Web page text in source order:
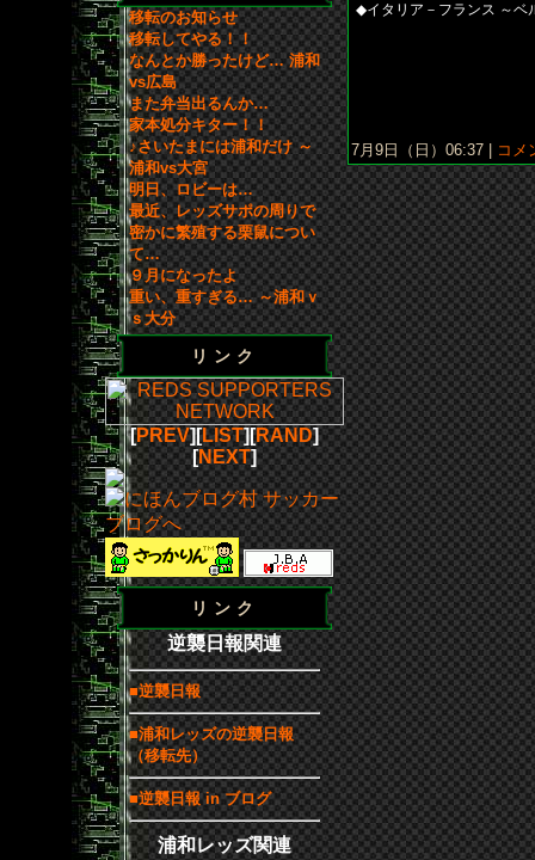
移転のお知らせ
移転してやる！！
なんとか勝ったけど… 浦和
vs広島
また弁当出るんか…
家本処分キター！！
♪さいたまには浦和だけ ～
浦和vs大宮
明日、ロビーは…
最近、レッズサポの周りで
密かに繁殖する栗鼠につい
て…
９月になったよ
重い、重すぎる… ～浦和ｖ
ｓ大分
リンク
[PREV][LIST][RAND]
[NEXT]
リンク
逆襲日報関連
■逆襲日報
■浦和レッズの逆襲日報
（移転先）
■逆襲日報 in ブログ
浦和レッズ関連
◆イタリア－フランス ～ベ
7月9日（日）06:37 | コメ